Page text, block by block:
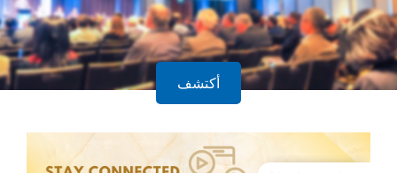
أكتشف